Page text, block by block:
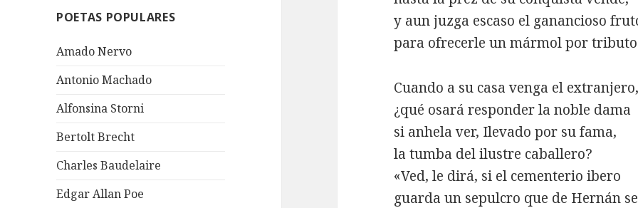
POETAS POPULARES
Amado Nervo
Antonio Machado
Alfonsina Storni
Bertolt Brecht
Charles Baudelaire
Edgar Allan Poe
y aun juzga escaso el ganancioso
para ofrecerle un mármol por
Cuando a su casa venga el extranjero,
¿qué osará responder la noble dama
si anhela ver, Ilevado por su fama,
la tumba del ilustre caballero?
«Ved, le dirá, si el cementerio ibero
guarda un sepulcro que de Hernán